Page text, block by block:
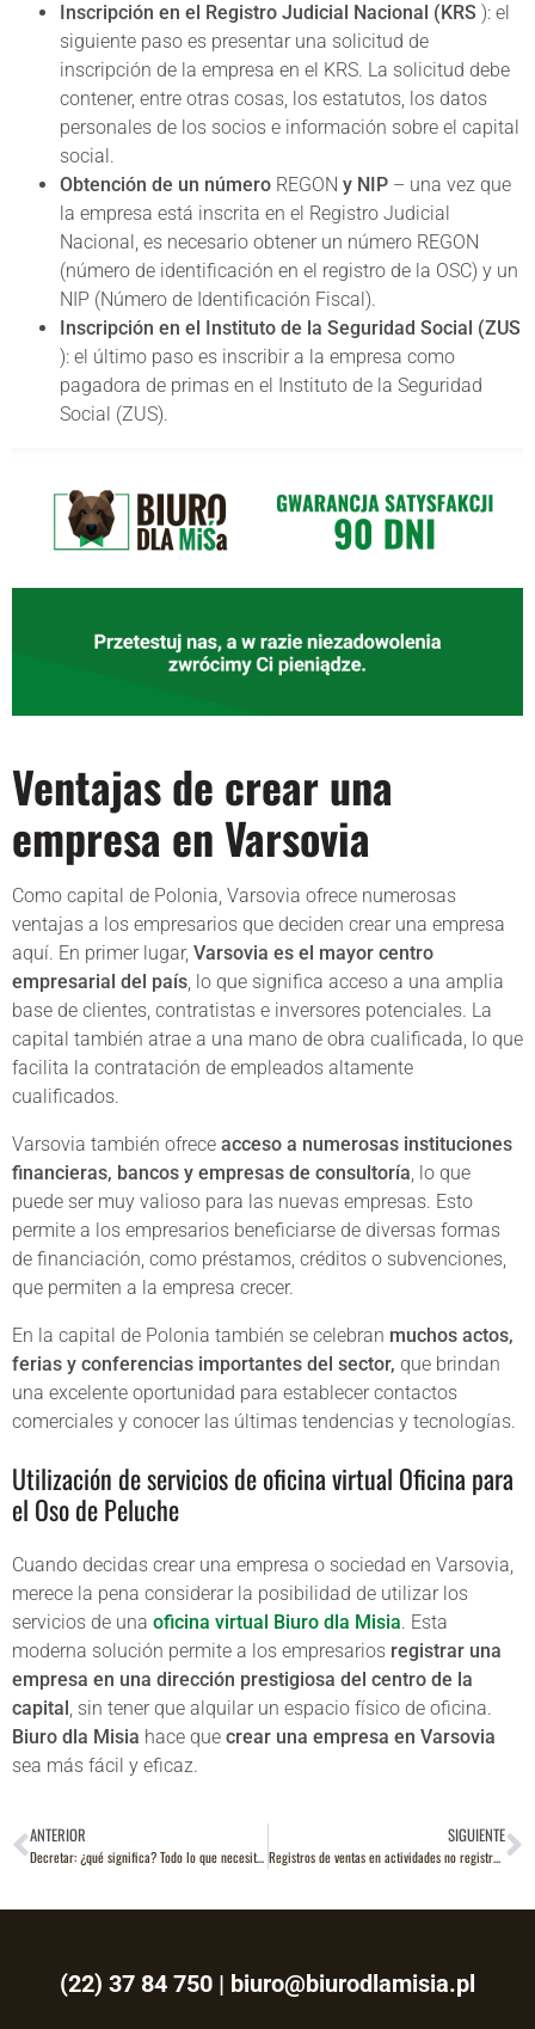
Inscripción en el Registro Judicial Nacional (KRS ): el
siguiente paso es presentar una solicitud de
inscripción de la empresa en el KRS. La solicitud debe
contener, entre otras cosas, los estatutos, los datos
personales de los socios e información sobre el capital
social.
Obtención de un número REGON y NIP – una vez que
la empresa está inscrita en el Registro Judicial
Nacional, es necesario obtener un número REGON
(número de identificación en el registro de la OSC) y un
NIP (Número de Identificación Fiscal).
Inscripción en el Instituto de la Seguridad Social (ZUS
): el último paso es inscribir a la empresa como
pagadora de primas en el Instituto de la Seguridad
Social (ZUS).
Ventajas de crear una
empresa en Varsovia
Como capital de Polonia, Varsovia ofrece numerosas
ventajas a los empresarios que deciden crear una empresa
aquí. En primer lugar, Varsovia es el mayor centro
empresarial del país, lo que significa acceso a una amplia
base de clientes, contratistas e inversores potenciales. La
capital también atrae a una mano de obra cualificada, lo que
facilita la contratación de empleados altamente
cualificados.
Varsovia también ofrece acceso a numerosas instituciones
financieras, bancos y empresas de consultoría, lo que
puede ser muy valioso para las nuevas empresas. Esto
permite a los empresarios beneficiarse de diversas formas
de financiación, como préstamos, créditos o subvenciones,
que permiten a la empresa crecer.
En la capital de Polonia también se celebran muchos actos,
ferias y conferencias importantes del sector, que brindan
una excelente oportunidad para establecer contactos
comerciales y conocer las últimas tendencias y tecnologías.
Utilización de servicios de oficina virtual Oficina para
el Oso de Peluche
Cuando decidas crear una empresa o sociedad en Varsovia,
merece la pena considerar la posibilidad de utilizar los
servicios de una oficina virtual Biuro dla Misia. Esta
moderna solución permite a los empresarios registrar una
empresa en una dirección prestigiosa del centro de la
capital , sin tener que alquilar un espacio físico de oficina.
Biuro dla Misia hace que crear una empresa en Varsovia
sea más fácil y eficaz.
ANTERIOR
Decretar: ¿qué significa? Todo lo que necesitas saber sobre la decretización
SIGUIENTE
Registros de ventas en actividades no registradas – información clave
(22) 37 84 750 | biuro@biurodlamisia.pl